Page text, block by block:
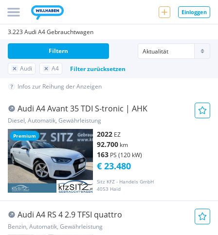
Einloggen
3.223 Audi A4 Gebrauchtwagen
Audi A4 Filter zurücksetzen
Filtern
Infos zur Reihung der Anzeigen
Premium
Audi A4 Avant 35 TDI S-tronic | AHK
Diesel, Automatik, Gewährleistung
2022 EZ
92.700 km
163 PS (120 kW)
Sitz KFZ - Handels GmbH
4053 Haid
€ 23.480
Audi A4 RS 4 2.9 TFSI quattro
Benzin, Automatik, Gewährleistung